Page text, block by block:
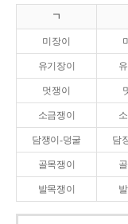
ㄱ
미장이
유기장이
멋쟁이
소금쟁이
담쟁이-덩굴 담
골목쟁이
발목쟁이